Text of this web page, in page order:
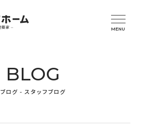
BLOG
ブログ - スタッフブログ